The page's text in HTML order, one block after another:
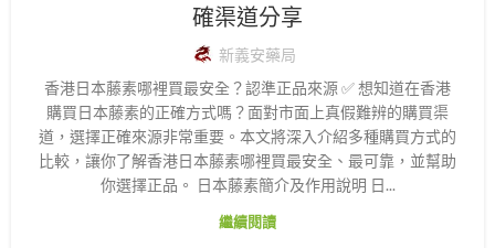
確渠道分享
新義安藥局
香港日本藤素哪裡買最安全？認準正品來源 ✅ 想知道在香港
購買日本藤素的正確方式嗎？面對市面上真假難辨的購買渠
道，選擇正確來源非常重要。本文將深入介紹多種購買方式的
比較，讓你了解香港日本藤素哪裡買最安全、最可靠，並幫助
你選擇正品。 日本藤素簡介及作用說明 日...
繼續閱讀